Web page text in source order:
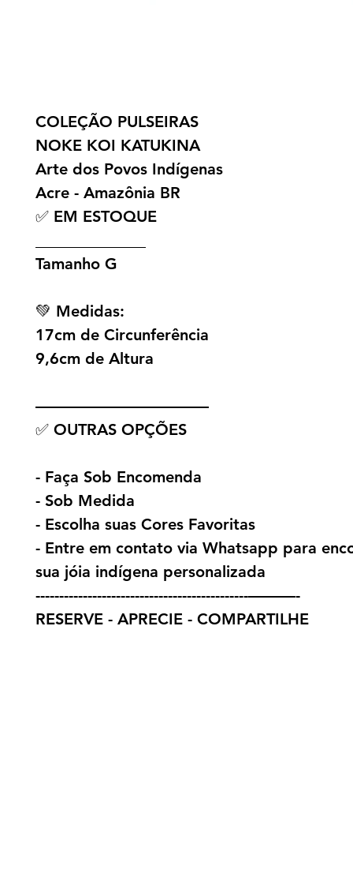
COLEÇÃO PULSEIRAS
NOKE KOI KATUKINA
Arte dos Povos Indígenas
Acre - Amazônia BR
✅ EM ESTOQUE
Tamanho G
💚 Medidas:
17cm de Circunferência
9,6cm de Altura
———————————
✅ OUTRAS OPÇÕES
- Faça Sob Encomenda
- Sob Medida
- Escolha suas Cores Favoritas
- Entre em contato via Whatsapp para
sua jóia indígena personalizada
---------------------------------------------———-
RESERVE - APRECIE - COMPARTILHE